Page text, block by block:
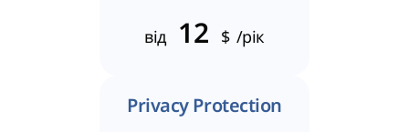
від 12 $ /рік
Privacy Protection